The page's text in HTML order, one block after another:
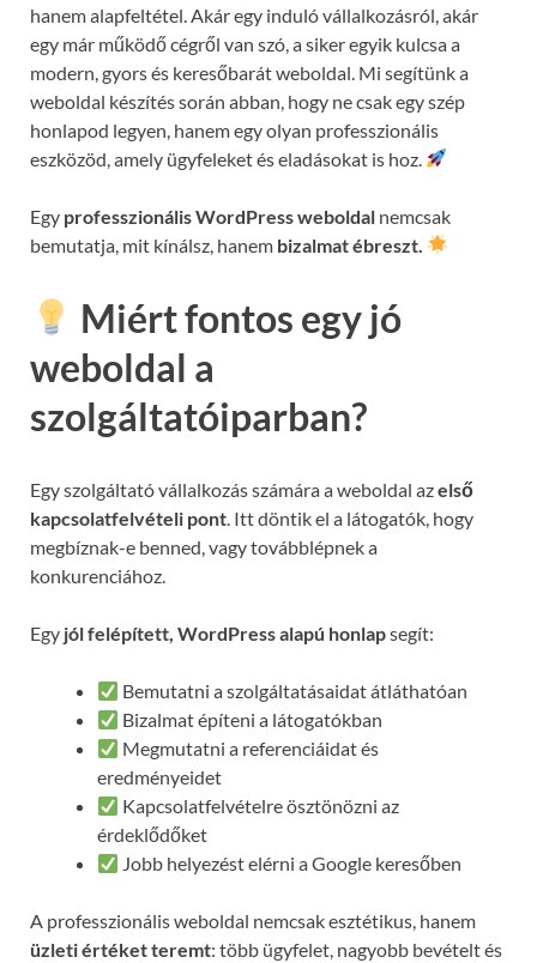
hanem alapfeltétel. Akár egy induló vállalkozásról, akár
egy már működő cégről van szó, a siker egyik kulcsa a
modern, gyors és keresőbarát weboldal. Mi segítünk a
weboldal készítés során abban, hogy ne csak egy szép
honlapod legyen, hanem egy olyan professzionális
eszközöd, amely ügyfeleket és eladásokat is hoz.
Egy professzionális WordPress weboldal nemcsak
bemutatja, mit kínálsz, hanem bizalmat ébreszt.
Miért fontos egy jó
weboldal a
szolgáltatóiparban?
Egy szolgáltató vállalkozás számára a weboldal azelső
kapcsolatfelvételi pont. Itt döntik el a látogatók, hogy
megbíznak-e benned, vagy továbblépnek a
konkurenciához.
Egy jól felépített, WordPress alapú honlapsegít:
Bemutatni a szolgáltatásaidat átláthatóan
Bizalmat építeni a látogatókban
Megmutatni a referenciáidat és
eredményeidet
Kapcsolatfelvételre ösztönözni az
érdeklődőket
Jobb helyezést elérni a Google keresőben
A professzionális weboldal nemcsak esztétikus, hanem
üzleti értéket teremt: több ügyfelet, nagyobb bevételt és